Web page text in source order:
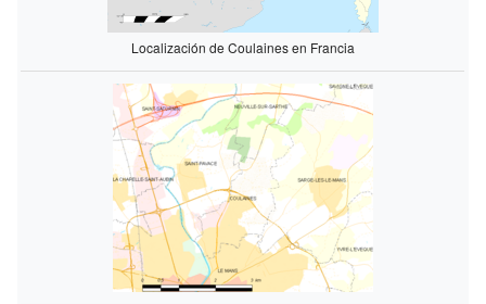
Localización de Coulaines en Francia